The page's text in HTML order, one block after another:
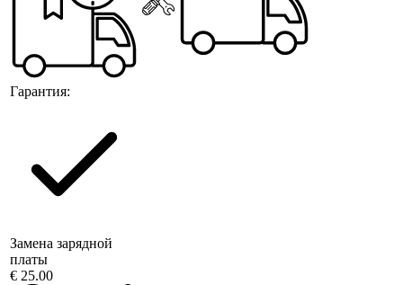
Гарантия:
Замена зарядной
платы
€ 25.00